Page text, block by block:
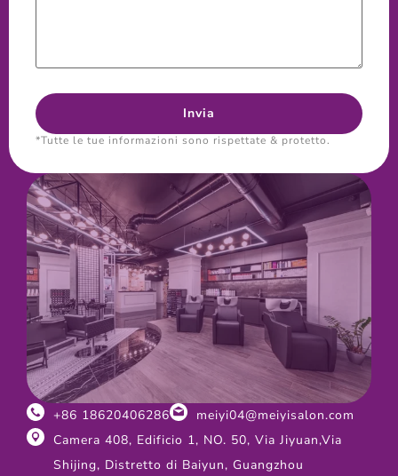
*Tutte le tue informazioni sono rispettate & protetto.
+86 18620406286
meiyi04@meiyisalon.com
Camera 408, Edificio 1, NO. 50, Via Jiyuan,Via
Shijing, Distretto di Baiyun, Guangzhou